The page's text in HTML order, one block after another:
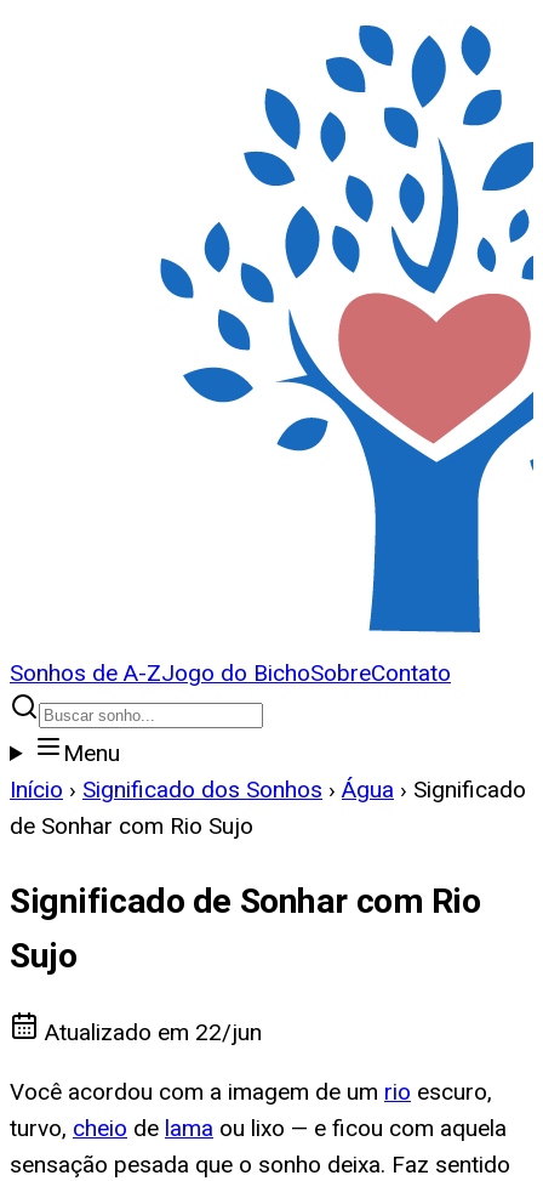
Sonhos de A-ZJogo do BichoSobreContato
Menu
Início › Significado dos Sonhos › Água › Significado
de Sonhar com Rio Sujo
Significado de Sonhar com Rio
Sujo
Atualizado em 22/jun
Você acordou com a imagem de um rio escuro,
turvo, cheio de lama ou lixo — e ficou com aquela
sensação pesada que o sonho deixa. Faz sentido